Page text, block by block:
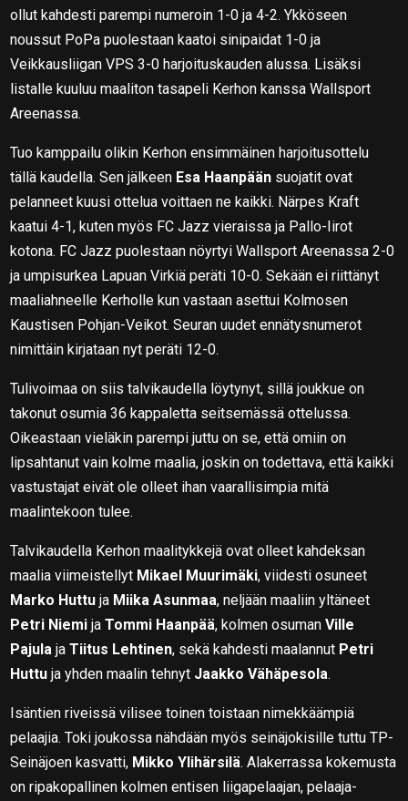
ollut kahdesti parempi numeroin 1-0 ja 4-2. Ykköseen
noussut PoPa puolestaan kaatoi sinipaidat 1-0 ja
Veikkausliigan VPS 3-0 harjoituskauden alussa. Lisäksi
listalle kuuluu maaliton tasapeli Kerhon kanssa Wallsport
Areenassa.
Tuo kamppailu olikin Kerhon ensimmäinen harjoitusottelu
tällä kaudella. Sen jälkeen Esa Haanpään suojatit ovat
pelanneet kuusi ottelua voittaen ne kaikki. Närpes Kraft
kaatui 4-1, kuten myös FC Jazz vieraissa ja Pallo-Iirot
kotona. FC Jazz puolestaan nöyrtyi Wallsport Areenassa 2-0
ja umpisurkea Lapuan Virkiä peräti 10-0. Sekään ei riittänyt
maaliahneelle Kerholle kun vastaan asettui Kolmosen
Kaustisen Pohjan-Veikot. Seuran uudet ennätysnumerot
nimittäin kirjataan nyt peräti 12-0.
Tulivoimaa on siis talvikaudella löytynyt, sillä joukkue on
takonut osumia 36 kappaletta seitsemässä ottelussa.
Oikeastaan vieläkin parempi juttu on se, että omiin on
lipsahtanut vain kolme maalia, joskin on todettava, että kaikki
vastustajat eivät ole olleet ihan vaarallisimpia mitä
maalintekoon tulee.
Talvikaudella Kerhon maalitykkejä ovat olleet kahdeksan
maalia viimeistellyt Mikael Muurimäki, viidesti osuneet
Marko Huttu ja Miika Asunmaa, neljään maaliin yltäneet
Petri Niemi ja Tommi Haanpää, kolmen osuman Ville
PajulajaTiitus Lehtinen, sekä kahdesti maalannut Petri
Huttu ja yhden maalin tehnyt Jaakko Vähäpesola.
Isäntien riveissä vilisee toinen toistaan nimekkäämpiä
pelaajia. Toki joukossa nähdään myös seinäjokisille tuttu TP-
Seinäjoen kasvatti, Mikko Ylihärsilä. Alakerrassa kokemusta
on ripakopallinen kolmen entisen liigapelaajan, pelaaja-